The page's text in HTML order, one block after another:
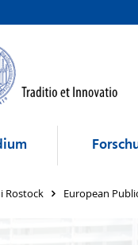
Rostock European